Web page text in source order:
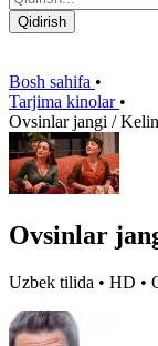
Qidirish
Bosh sahifa •
Tarjima kinolar •
Ovsinlar jangi /
Ovsinlar
Uzbek tilida • HD •